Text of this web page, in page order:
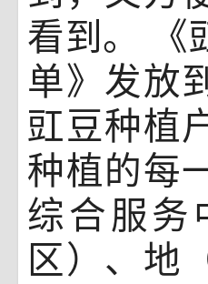
看到。
单》发放
豇豆种植
种植的每
综合服务
区）、地